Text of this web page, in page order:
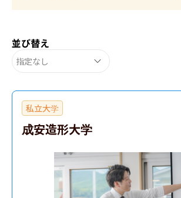
並び替え
指定なし
私立大学
成安造形大学